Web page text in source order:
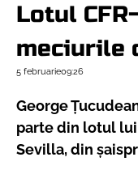
Lotul
meciurile
5 februarie09:26
George
parte din lotul lui
Sevilla, din